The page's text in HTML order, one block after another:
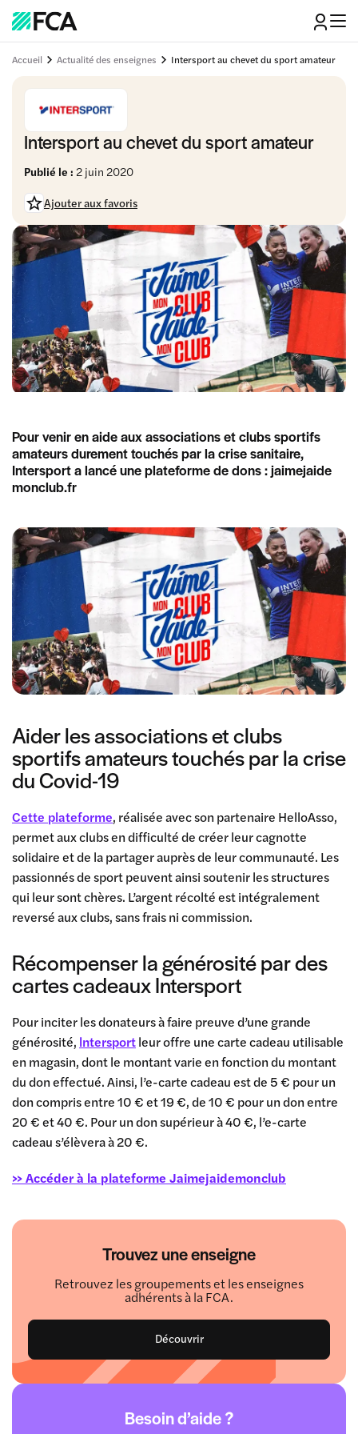
Accueil Actualité des enseignes Intersport au chevet du sport amateur
Intersport au chevet du sport amateur
Publié le : 2 juin 2020
Ajouter aux favoris
Trouvez une enseigne
Retrouvez les groupements et les enseignes
adhérents à la FCA.
Découvrir
Besoin d’aide ?
Pour venir en aide aux associations et clubs sportifs
amateurs durement touchés par la crise sanitaire,
Intersport a lancé une plateforme de dons : jaimejaide
monclub.fr
Aider les associations et clubs
sportifs amateurs touchés par la crise
du Covid-19
Cette plateforme, réalisée avec son partenaire HelloAsso,
permet aux clubs en difficulté de créer leur cagnotte
solidaire et de la partager auprès de leur communauté. Les
passionnés de sport peuvent ainsi soutenir les structures
qui leur sont chères. L’argent récolté est intégralement
reversé aux clubs, sans frais ni commission.
Récompenser la générosité par des
cartes cadeaux Intersport
Pour inciter les donateurs à faire preuve d’une grande
générosité, lntersportleur offre une carte cadeau utilisable
en magasin, dont le montant varie en fonction du montant
du don effectué. Ainsi, l’e-carte cadeau est de 5 € pour un
don compris entre 10 € et 19 €, de 10 € pour un don entre
20 € et 40 €. Pour un don supérieur à 40 €, l’e-carte
cadeau s’élèvera à 20 €.
>> Accéder à la plateforme Jaimejaidemonclub